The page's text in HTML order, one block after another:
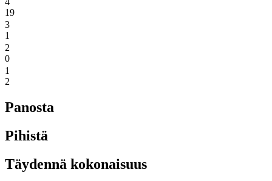
19
3
1
2
0
1
2
Panosta
Pihistä
Täydennä kokonaisuus